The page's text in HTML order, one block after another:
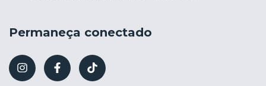
Permaneça conectado